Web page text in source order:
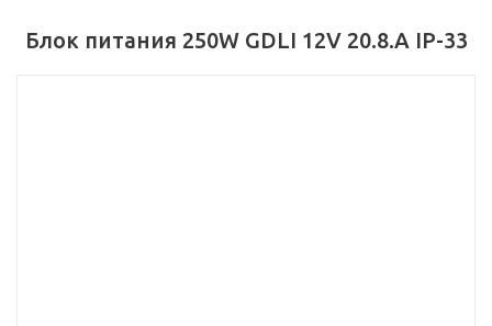
Блок питания 250W GDLI 12V 20.8.A IP-33